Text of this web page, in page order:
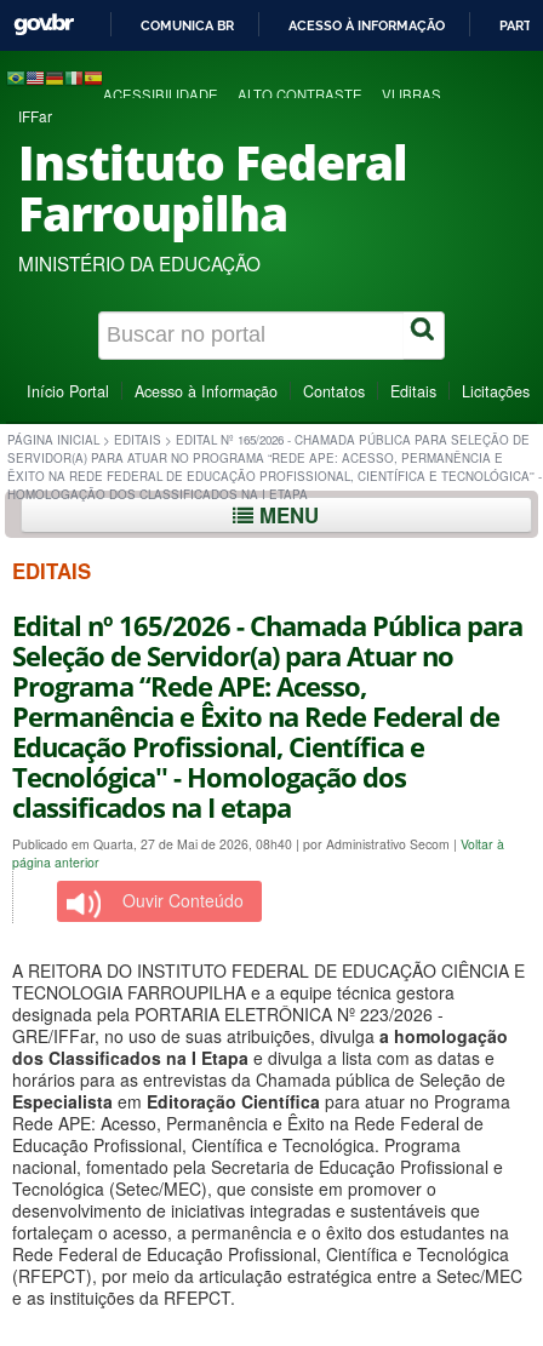
COMUNICA BR ACESSO À INFORMAÇÃO
ACESSIBILIDADE ALTO CONTRASTE VLIBRAS
IFFar
Instituto Federal
Farroupilha
MINISTÉRIO DA EDUCAÇÃO
Início Portal Acesso à Informação Contatos Editais Licitações
PÁGINA INICIAL > EDITAIS > EDITAL Nº 165/2026 - CHAMADA PÚBLICA PARA SELEÇÃO DE
SERVIDOR(A) PARA ATUAR NO PROGRAMA “REDE APE: ACESSO, PERMANÊNCIA E
ÊXITO NA REDE FEDERAL DE EDUCAÇÃO PROFISSIONAL, CIENTÍFICA E TECNOLÓGICA'' -
HOMOLOGAÇÃO DOS CLASSIFICADOS NA I ETAPA
MENU
EDITAIS
Edital nº 165/2026 - Chamada Pública para
Seleção de Servidor(a) para Atuar no
Programa “Rede APE: Acesso,
Permanência e Êxito na Rede Federal de
Educação Profissional, Científica e
Tecnológica'' - Homologação dos
classificados na I etapa
Publicado em Quarta, 27 de Mai de 2026, 08h40 | por Administrativo Secom | Voltar à
página anterior
Ouvir Conteúdo
A REITORA DO INSTITUTO FEDERAL DE EDUCAÇÃO CIÊNCIA E
TECNOLOGIA FARROUPILHA e a equipe técnica gestora
designada pela PORTARIA ELETRÔNICA Nº 223/2026 -
GRE/IFFar, no uso de suas atribuições, divulga a homologação
dos Classificados na I Etapa e divulga a lista com as datas e
horários para as entrevistas da Chamada pública de Seleção de
Especialista em Editoração Científica para atuar no Programa
Rede APE: Acesso, Permanência e Êxito na Rede Federal de
Educação Profissional, Científica e Tecnológica. Programa
nacional, fomentado pela Secretaria de Educação Profissional e
Tecnológica (Setec/MEC), que consiste em promover o
desenvolvimento de iniciativas integradas e sustentáveis que
fortaleçam o acesso, a permanência e o êxito dos estudantes na
Rede Federal de Educação Profissional, Científica e Tecnológica
(RFEPCT), por meio da articulação estratégica entre a Setec/MEC
e as instituições da RFEPCT.